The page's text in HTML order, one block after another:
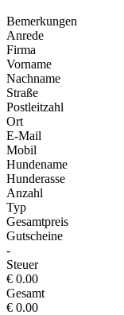
Bemerkungen
Anrede
Firma
Vorname
Nachname
Straße
Postleitzahl
Ort
E-Mail
Mobil
Hundename
Hunderasse
Anzahl
Typ
Gesamtpreis
Gutscheine
-
Steuer
€ 0.00
Gesamt
€ 0.00